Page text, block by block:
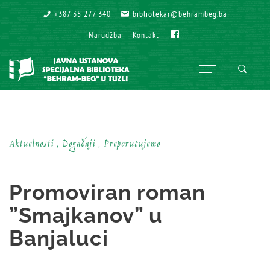
+387 35 277 340
+387 35 277 340 bibliotekar@behrambeg.ba
bibliotekar@behrambeg.ba
Narudžba
Narudžba Kontakt
Kontakt
Aktuelnosti , Događaji , Preporučujemo
Promoviran roman
”Smajkanov” u
Banjaluci